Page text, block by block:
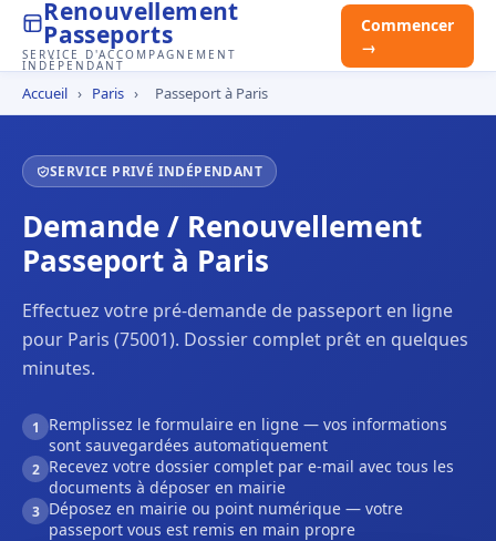
Renouvellement
Passeports
SERVICE D'ACCOMPAGNEMENT
INDÉPENDANT
Commencer
→
Accueil › Paris › Passeport à Paris
SERVICE PRIVÉ INDÉPENDANT
Demande / Renouvellement
Passeport à Paris
Effectuez votre pré-demande de passeport en ligne
pour Paris (75001). Dossier complet prêt en quelques
minutes.
1
Remplissez le formulaire en ligne — vos informations
sont sauvegardées automatiquement
2 Recevez votre dossier complet par e-mail avec tous les
documents à déposer en mairie
3 Déposez en mairie ou point numérique — votre
passeport vous est remis en main propre